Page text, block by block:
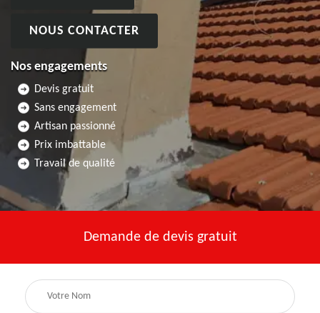
NOUS CONTACTER
Nos engagements
Devis gratuit
Sans engagement
Artisan passionné
Prix imbattable
Travail de qualité
Demande de devis gratuit